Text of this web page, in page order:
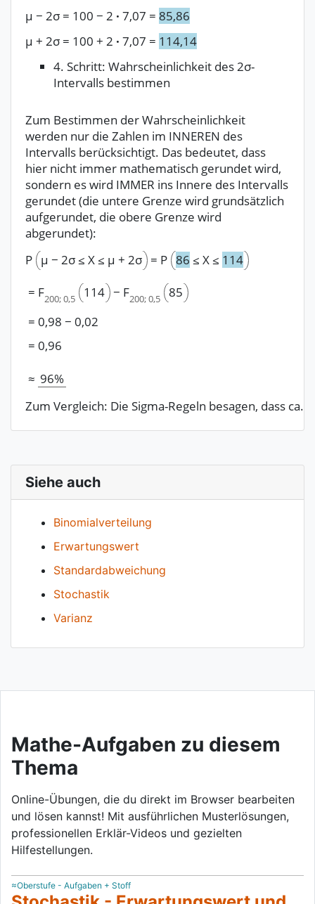
μ − 2σ = 100 − 2 · 7,07 = 85,86
μ + 2σ = 100 + 2 · 7,07 = 114,14
4. Schritt: Wahrscheinlichkeit des 2σ-
Intervalls bestimmen
Zum Bestimmen der Wahrscheinlichkeit
werden nur die Zahlen im INNEREN des
Intervalls berücksichtigt. Das bedeutet, dass
hier nicht immer mathematisch gerundet wird,
sondern es wird IMMER ins Innere des Intervalls
gerundet (die untere Grenze wird grundsätzlich
aufgerundet, die obere Grenze wird
abgerundet):
P μ − 2σ≤ X≤ μ + 2σ = P 86 ≤ X≤ 114
= F200;0,5 114 − F200;0,5
85
= 0,98 − 0,02
= 0,96
≈ 96%
Zum Vergleich: Die Sigma-Regeln besagen, dass
Siehe auch
Binomialverteilung
Erwartungswert
Standardabweichung
Stochastik
Varianz
Mathe-Aufgaben zu diesem
Thema
Online-Übungen, die du direkt im Browser bearbeiten
und lösen kannst! Mit ausführlichen Musterlösungen,
professionellen Erklär-Videos und gezielten
Hilfestellungen.
≈Oberstufe - Aufgaben + Stoff